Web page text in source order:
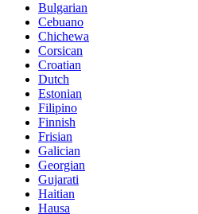
Bulgarian
Cebuano
Chichewa
Corsican
Croatian
Dutch
Estonian
Filipino
Finnish
Frisian
Galician
Georgian
Gujarati
Haitian
Hausa